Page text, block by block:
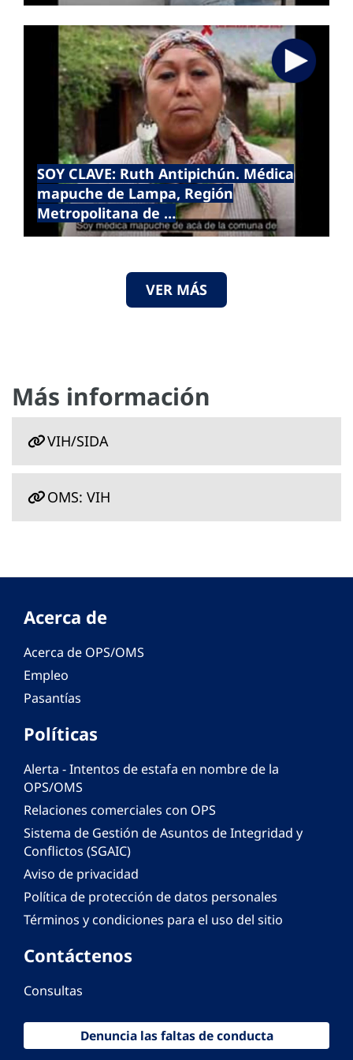
SOY CLAVE: Ruth Antipichún. Médica
mapuche de Lampa, Región
Metropolitana de …
VER MÁS
Más información
VIH/SIDA
OMS: VIH
Acerca de
Acerca de OPS/OMS
Empleo
Pasantías
Políticas
Alerta - Intentos de estafa en nombre de la
OPS/OMS
Relaciones comerciales con OPS
Sistema de Gestión de Asuntos de Integridad y
Conflictos (SGAIC)
Aviso de privacidad
Política de protección de datos personales
Términos y condiciones para el uso del sitio
Contáctenos
Consultas
Denuncia las faltas de conducta